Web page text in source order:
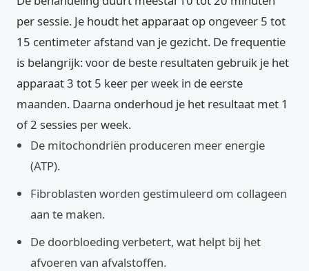
per sessie. Je houdt het apparaat op ongeveer 5 tot
15 centimeter afstand van je gezicht. De frequentie
is belangrijk: voor de beste resultaten gebruik je het
apparaat 3 tot 5 keer per week in de eerste
maanden. Daarna onderhoud je het resultaat met 1
of 2 sessies per week.
De mitochondriën produceren meer energie
(ATP).
Fibroblasten worden gestimuleerd om collageen
aan te maken.
De doorbloeding verbetert, wat helpt bij het
afvoeren van afvalstoffen.